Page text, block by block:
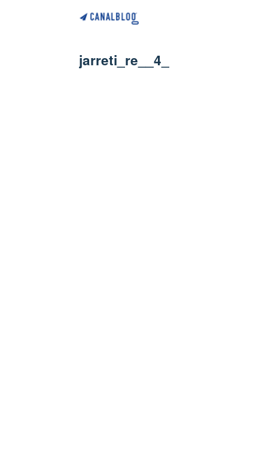
jarreti_re__4_